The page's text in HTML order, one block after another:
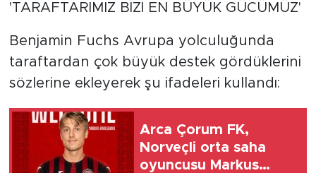
'TARAFTARIMIZ BİZİ EN BÜYÜK GÜCÜMÜZ'
Benjamin Fuchs Avrupa yolculuğunda
taraftardan çok büyük destek gördüklerini
sözlerine ekleyerek şu ifadeleri kullandı:
Arca Çorum FK,
Norveçli orta saha
oyuncusu Markus